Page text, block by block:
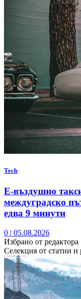
Tech
Е-въздушно
междуградско
едва 9 минути
0 | 05.08.2026
Избрано от редактора
Селекция от статии и